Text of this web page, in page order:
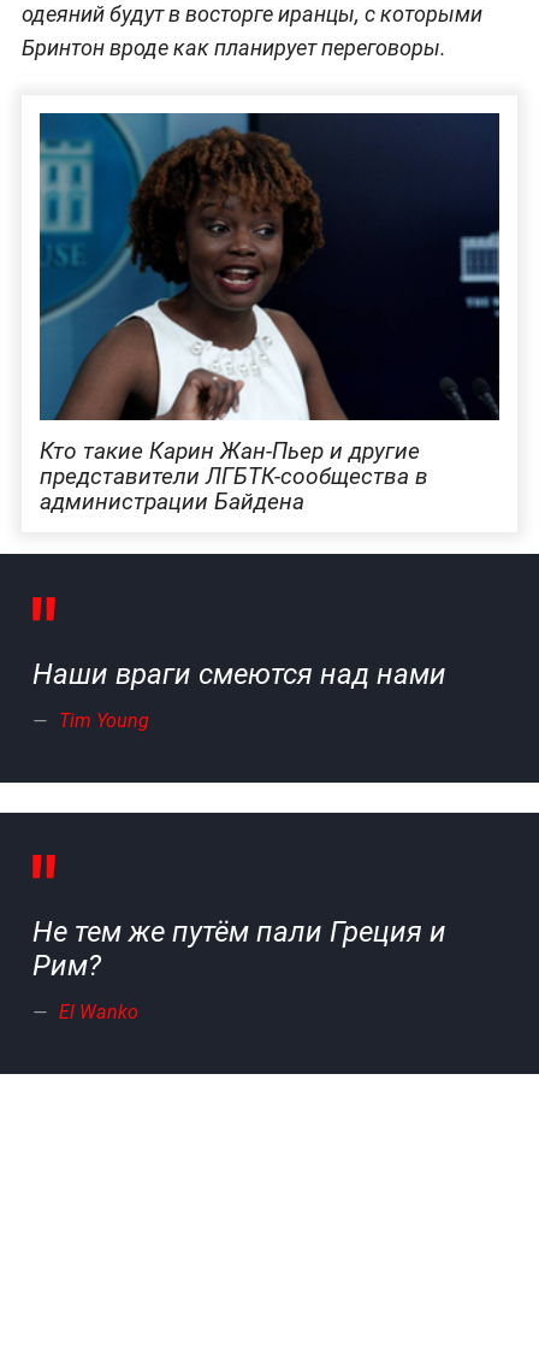
одеяний будут в восторге иранцы, с которыми
Бринтон вроде как планирует переговоры.
Кто такие Карин Жан-Пьер и другие
представители ЛГБТК-сообщества в
администрации Байдена
Наши враги смеются над нами
Tim Young
Не тем же путём пали Греция и
Рим?
El Wanko